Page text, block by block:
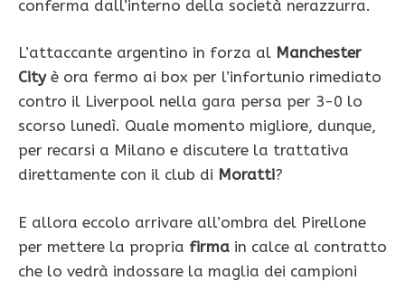
conferma dall’interno della società nerazzurra.
L’attaccante argentino in forza al Manchester
Cityè ora fermo ai box per l’infortunio rimediato
contro il Liverpool nella gara persa per 3-0 lo
scorso lunedì. Quale momento migliore, dunque,
per recarsi a Milano e discutere la trattativa
direttamente con il club di Moratti?
E allora eccolo arrivare all’ombra del Pirellone
per mettere la propria firma in calce al contratto
che lo vedrà indossare la maglia dei campioni